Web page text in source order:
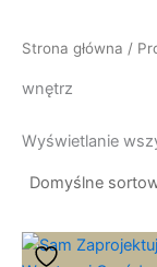
Strona główna /
wnętrz
Wyświetlanie